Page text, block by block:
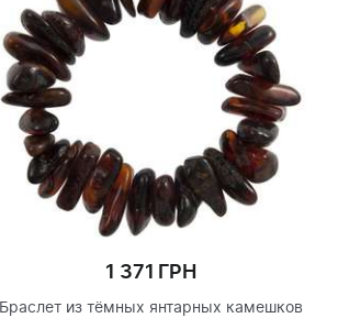
1 371 ГРН
Браслет из тёмных янтарных камешков